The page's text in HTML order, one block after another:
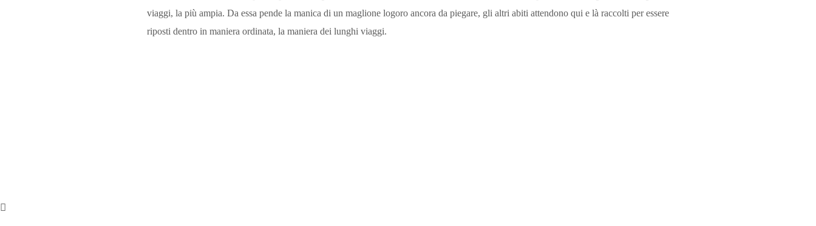
viaggi, la più ampia. Da essa pende la manica di un maglione logoro ancora da piegare, gli altri abiti attendono qui e là raccolti per essere
riposti dentro in maniera ordinata, la maniera dei lunghi viaggi.